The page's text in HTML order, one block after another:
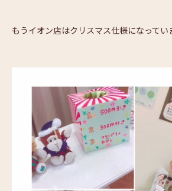
もうイオン店はクリスマス仕様になってい